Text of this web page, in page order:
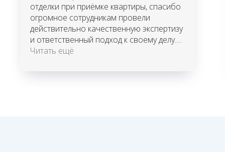
отделки при приёмке квартиры, спасибо
огромное сотрудникам провели
действительно качественную экспертизу
и ответственный подход к своему делу.
Застройщик полностью отказывался от
Читать ещё